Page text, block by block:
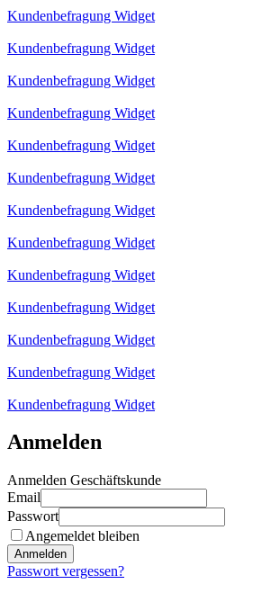
Kundenbefragung Widget
Kundenbefragung Widget
Kundenbefragung Widget
Kundenbefragung Widget
Kundenbefragung Widget
Kundenbefragung Widget
Kundenbefragung Widget
Kundenbefragung Widget
Kundenbefragung Widget
Kundenbefragung Widget
Kundenbefragung Widget
Kundenbefragung Widget
Kundenbefragung Widget
Anmelden
Anmelden Geschäftskunde
Email
Passwort
Angemeldet bleiben
Anmelden
Passwort vergessen?